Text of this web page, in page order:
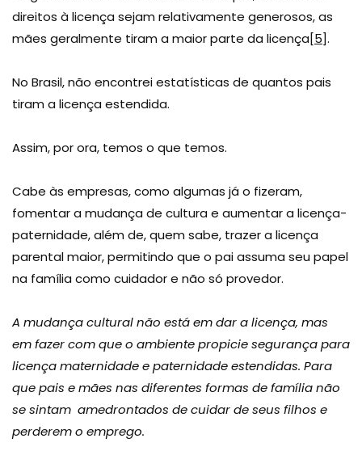
direitos à licença sejam relativamente generosos, as
mães geralmente tiram a maior parte da licença[5].
No Brasil, não encontrei estatísticas de quantos pais
tiram a licença estendida.
Assim, por ora, temos o que temos.
Cabe às empresas, como algumas já o fizeram,
fomentar a mudança de cultura e aumentar a licença-
paternidade, além de, quem sabe, trazer a licença
parental maior, permitindo que o pai assuma seu papel
na família como cuidador e não só provedor.
A mudança cultural não está em dar a licença, mas
em fazer com que o ambiente propicie segurança para
licença maternidade e paternidade estendidas. Para
que pais e mães nas diferentes formas de família não
se sintam amedrontados de cuidar de seus filhos e
perderem o emprego.